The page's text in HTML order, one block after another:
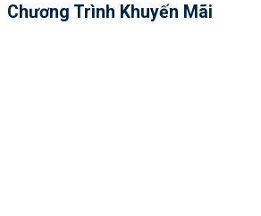
Chương Trình Khuyến Mãi